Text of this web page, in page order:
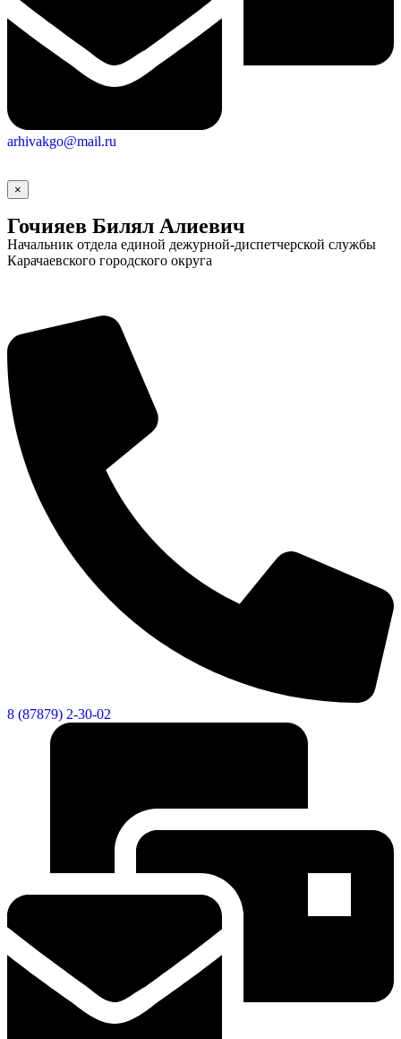
arhivakgo@mail.ru
×
Гочияев Билял Алиевич
Начальник отдела единой дежурной-диспетчерской службы
Карачаевского городского округа
8 (87879) 2-30-02